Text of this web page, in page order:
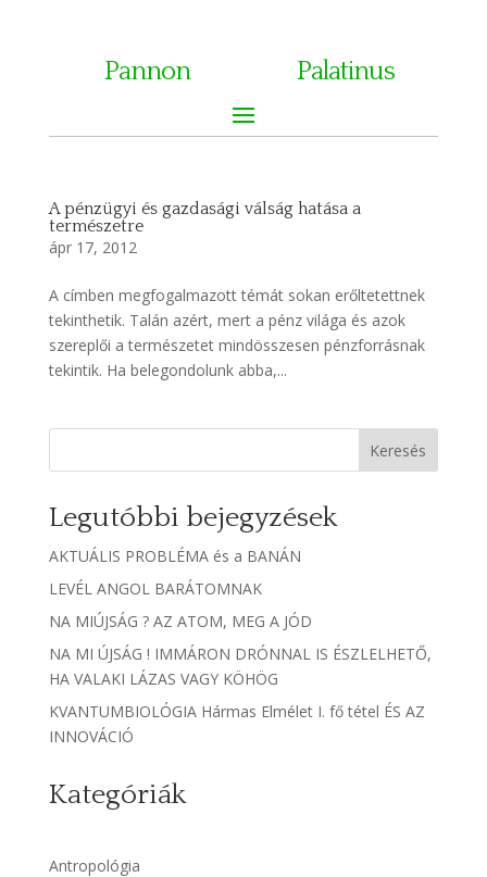
Pannon Palatinus
A pénzügyi és gazdasági válság hatása a
természetre
ápr 17, 2012
A címben megfogalmazott témát sokan erőltetettnek
tekinthetik. Talán azért, mert a pénz világa és azok
szereplői a természetet mindösszesen pénzforrásnak
tekintik. Ha belegondolunk abba,...
Keresés
Legutóbbi bejegyzések
AKTUÁLIS PROBLÉMA és a BANÁN
LEVÉL ANGOL BARÁTOMNAK
NA MIÚJSÁG ? AZ ATOM, MEG A JÓD
NA MI ÚJSÁG ! IMMÁRON DRÓNNAL IS ÉSZLELHETŐ,
HA VALAKI LÁZAS VAGY KÖHÖG
KVANTUMBIOLÓGIA Hármas Elmélet I. fő tétel ÉS AZ
INNOVÁCIÓ
Kategóriák
Antropológia